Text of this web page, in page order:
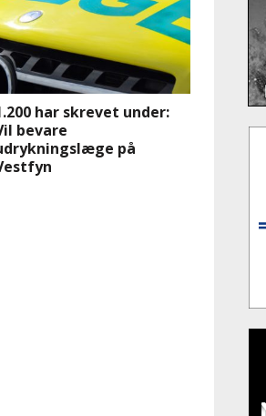
har skrevet under:
bevare
på